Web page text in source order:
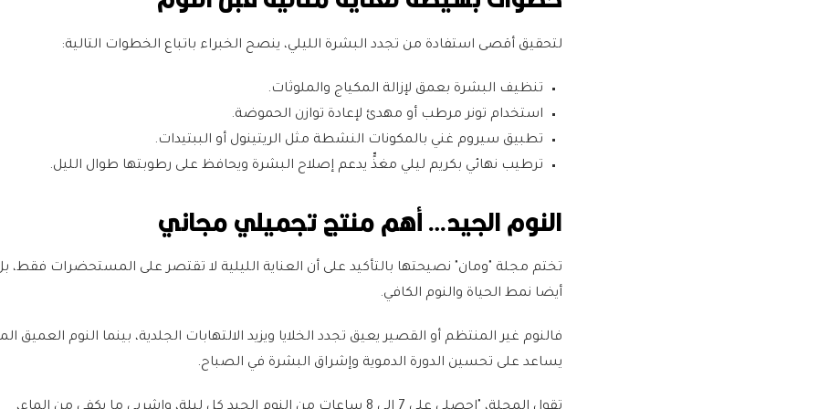
لتحقيق أقصى استفادة من تجدد البشرة الليلي، ينصح الخبراء باتباع الخطوات التالية:
تنظيف البشرة بعمق لإزالة المكياج والملوثات.
استخدام تونر مرطب أو مهدئ لإعادة توازن الحموضة.
تطبيق سيروم غني بالمكونات النشطة مثل الريتينول أو الببتيدات.
ترطيب نهائي بكريم ليلي مغذٍّ يدعم إصلاح البشرة ويحافظ على رطوبتها طوال الليل.
النوم الجيد… أهم منتج تجميلي مجاني
تختم مجلة "ومان" نصيحتها بالتأكيد على أن العناية الليلية لا تقتصر على المستحضرات
أيضا نمط الحياة والنوم الكافي.
فالنوم غير المنتظم أو القصير يعيق تجدد الخلايا ويزيد الالتهابات الجلدية، بينما النوم العميق
يساعد على تحسين الدورة الدموية وإشراق البشرة في الصباح.